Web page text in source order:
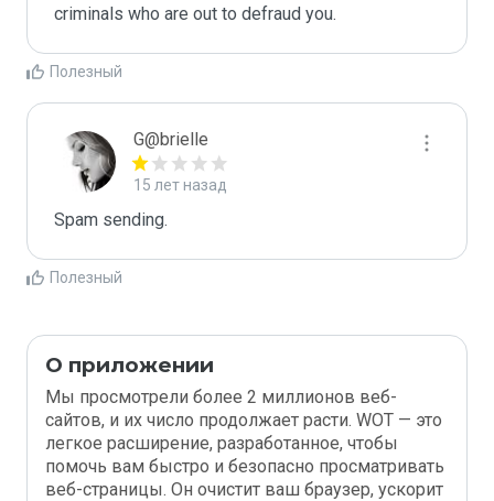
criminals who are out to defraud you.
Полезный
G@brielle
15 лет назад
Spam sending.
Полезный
О приложении
Мы просмотрели более 2 миллионов веб-
сайтов, и их число продолжает расти. WOT — это
легкое расширение, разработанное, чтобы
помочь вам быстро и безопасно просматривать
веб-страницы. Он очистит ваш браузер, ускорит